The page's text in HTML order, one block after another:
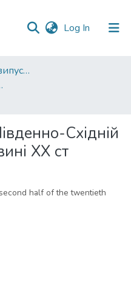
Log In (current)
01. Кваліфікаційні випускні роботи здобувачів вищої освіти
та соціології
Східній
ХХ ст
half of the twentieth